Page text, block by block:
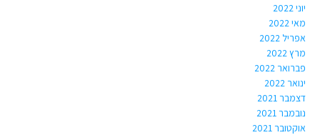
יוני 2022
מאי 2022
אפריל 2022
מרץ 2022
פברואר 2022
ינואר 2022
דצמבר 2021
נובמבר 2021
אוקטובר 2021